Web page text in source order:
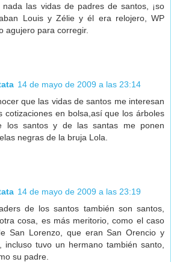
nada las vidas de padres de santos, ¡so
Louis y Zélie y él era relojero, WP
agujero para corregir.
14 de mayo de 2009 a las 23:14
que las vidas de santos me interesan
cotizaciones en bolsa,así que los árboles
los santos y de las santas me ponen
negras de la bruja Lola.
14 de mayo de 2009 a las 23:19
de los santos también son santos,
cosa, es más meritorio, como el caso
San Lorenzo, que eran San Orencio y
incluso tuvo un hermano también santo,
su padre.